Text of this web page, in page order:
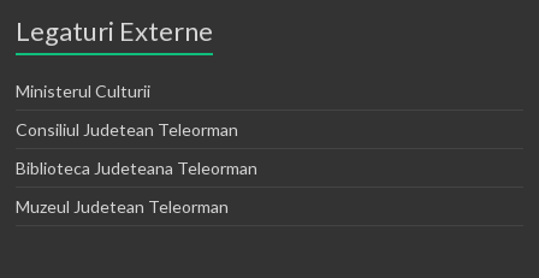
Legaturi Externe
Ministerul Culturii
Consiliul Judetean Teleorman
Biblioteca Judeteana Teleorman
Muzeul Judetean Teleorman